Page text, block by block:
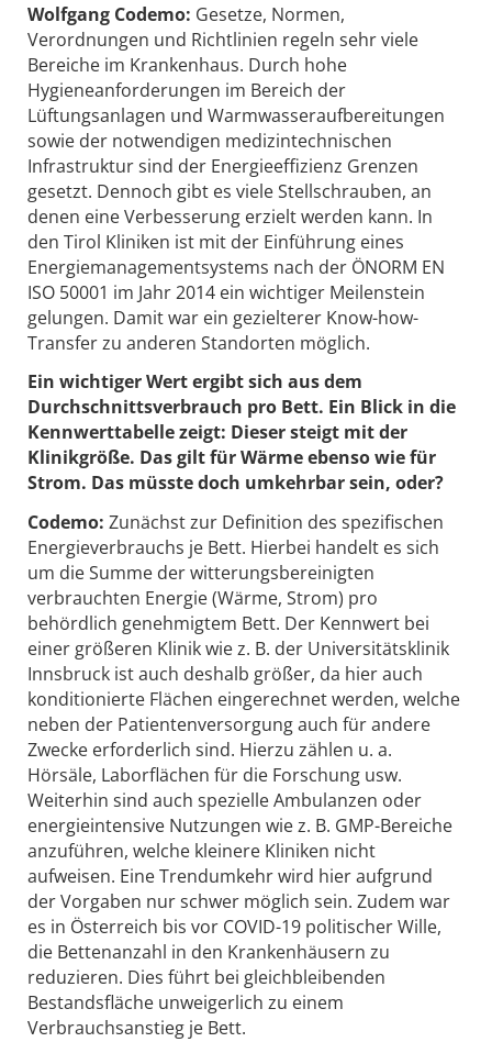
Wolfgang Codemo: Gesetze, Normen,
Verordnungen und Richtlinien regeln sehr viele
Bereiche im Krankenhaus. Durch hohe
Hygieneanforderungen im Bereich der
Lüftungsanlagen und Warmwasseraufbereitungen
sowie der notwendigen medizintechnischen
Infrastruktur sind der Energieeffizienz Grenzen
gesetzt. Dennoch gibt es viele Stellschrauben, an
denen eine Verbesserung erzielt werden kann. In
den Tirol Kliniken ist mit der Einführung eines
Energiemanagementsystems nach der ÖNORM EN
ISO 50001 im Jahr 2014 ein wichtiger Meilenstein
gelungen. Damit war ein gezielterer Know-how-
Transfer zu anderen Standorten möglich.
Ein wichtiger Wert ergibt sich aus dem
Durchschnittsverbrauch pro Bett. Ein Blick in die
Kennwerttabelle zeigt: Dieser steigt mit der
Klinikgröße. Das gilt für Wärme ebenso wie für
Strom. Das müsste doch umkehrbar sein, oder?
Codemo: Zunächst zur Definition des spezifischen
Energieverbrauchs je Bett. Hierbei handelt es sich
um die Summe der witterungsbereinigten
verbrauchten Energie (Wärme, Strom) pro
behördlich genehmigtem Bett. Der Kennwert bei
einer größeren Klinik wie z. B. der Universitätsklinik
Innsbruck ist auch deshalb größer, da hier auch
konditio­nierte Flächen eingerechnet werden, welche
neben der Patientenversorgung auch für andere
Zwecke erforderlich sind. Hierzu zählen u. a.
Hörsäle, Laborflächen für die Forschung usw.
Weiterhin sind auch spezielle Ambulanzen oder
energieintensive Nutzungen wie z. B. GMP-Bereiche
anzuführen, welche kleinere Kliniken nicht
aufweisen. Eine Trendumkehr wird hier aufgrund
der Vorgaben nur schwer möglich sein. Zudem war
es in Österreich bis vor COVID-19 politischer Wille,
die Bettenanzahl in den Krankenhäusern zu
reduzieren. Dies führt bei gleichbleibenden
Bestandsfläche unweigerlich zu einem
Verbrauchsanstieg je Bett.